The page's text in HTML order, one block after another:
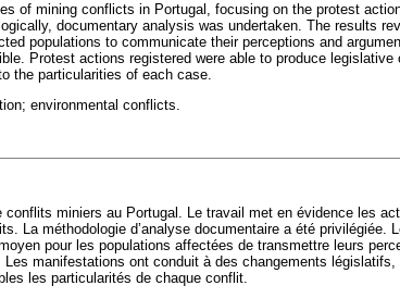
of mining conflicts in Portugal, focusing on the protest
documentary analysis was undertaken. The results
populations to communicate their perceptions and
Protest actions registered were able to produce
the particularities of each case.
environmental conflicts.
miniers au Portugal. Le travail met en évidence les
La méthodologie d’analyse documentaire a été privilégiée.
pour les populations affectées de transmettre leurs
manifestations ont conduit à des changements
les particularités de chaque conflit.